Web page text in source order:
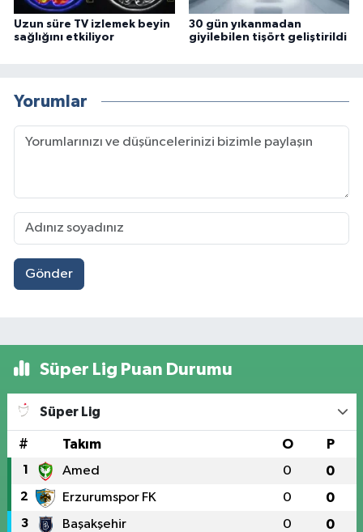
Uzun süre TV izlemek beyin
sağlığını etkiliyor
30 gün yıkanmadan
giyilebilen tişört geliştirildi
Yorumlar
Gönder
Süper Lig Puan Durumu
Süper Lig
# Takım O P
1 Amed 0 0
2 Erzurumspor FK 0 0
3 Başakşehir 0 0